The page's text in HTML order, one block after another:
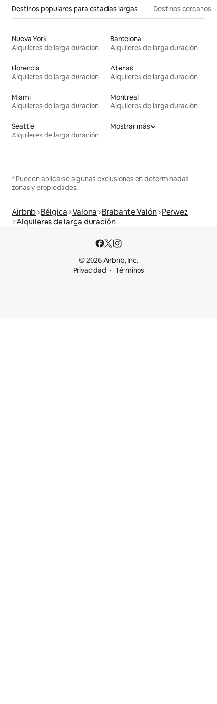
Destinos populares para estadías largas Destinos cercanos
Nueva York
Alquileres de larga duración
Barcelona
Alquileres de larga duración
Florencia
Alquileres de larga duración
Atenas
Alquileres de larga duración
Miami
Alquileres de larga duración
Montreal
Alquileres de larga duración
Seattle
Alquileres de larga duración
Mostrar más
* Pueden aplicarse algunas exclusiones en determinadas
zonas y propiedades.
Airbnb Bélgica Valona Brabante Valón Perwez
Alquileres de larga duración
© 2026 Airbnb, Inc.
Privacidad
Términos